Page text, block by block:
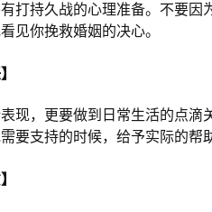
打持久战的心理准备。不要
见你挽救婚姻的决心。
现，更要做到日常生活的点
要支持的时候，给予实际的帮